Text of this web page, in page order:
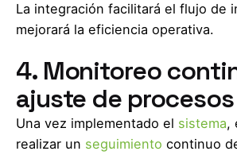
La integración facilitará el flujo de
mejorará la eficiencia operativa.
4. Monitoreo
ajuste de procesos
Una vez implementado el sistema,
realizar un seguimiento continuo